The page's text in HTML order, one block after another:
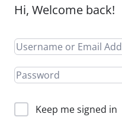
Hi, Welcome back!
Keep me signed in